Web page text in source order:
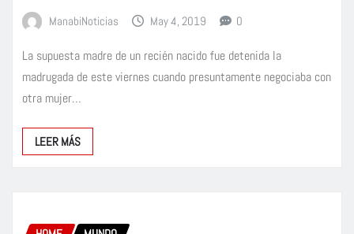
ManabiNoticias May 4, 2019 0
La supuesta madre de un recién nacido fue detenida la
madrugada de este viernes cuando presuntamente negociaba con
otra mujer…
LEER MÁS